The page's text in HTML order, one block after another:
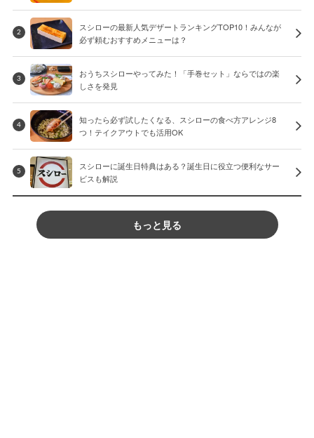
2
スシローの最新人気デザートランキングTOP10！みんなが
必ず頼むおすすめメニューは？
3
おうちスシローやってみた！「手巻セット」ならではの楽
しさを発見
4
知ったら必ず試したくなる、スシローの食べ方アレンジ8
つ！テイクアウトでも活用OK
5
スシローに誕生日特典はある？誕生日に役立つ便利なサー
ビスも解説
もっと見る